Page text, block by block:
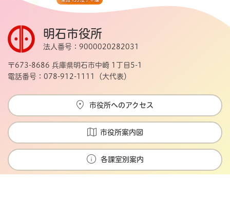
明石市役所
法人番号：9000020282031
〒673-8686 兵庫県明石市中崎 1丁目5-1
電話番号：078-912-1111（大代表）
市役所へのアクセス
市役所案内図
各課室別案内